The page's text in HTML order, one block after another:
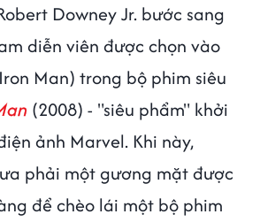
Downey Jr. bước sang
diễn viên được chọn vào
Man) trong bộ phim siêu
(2008) - "siêu phẩm" khởi
ảnh Marvel. Khi này,
phải một gương mặt được
để chèo lái một bộ phim